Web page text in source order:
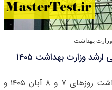
بهداشت
وزارت بهداشت ۱۴۰۵
آزمون کارشناسی ارشد وزارت بهداشت روزهای ۷ و ۸ آبان ۱۴۰۵ و